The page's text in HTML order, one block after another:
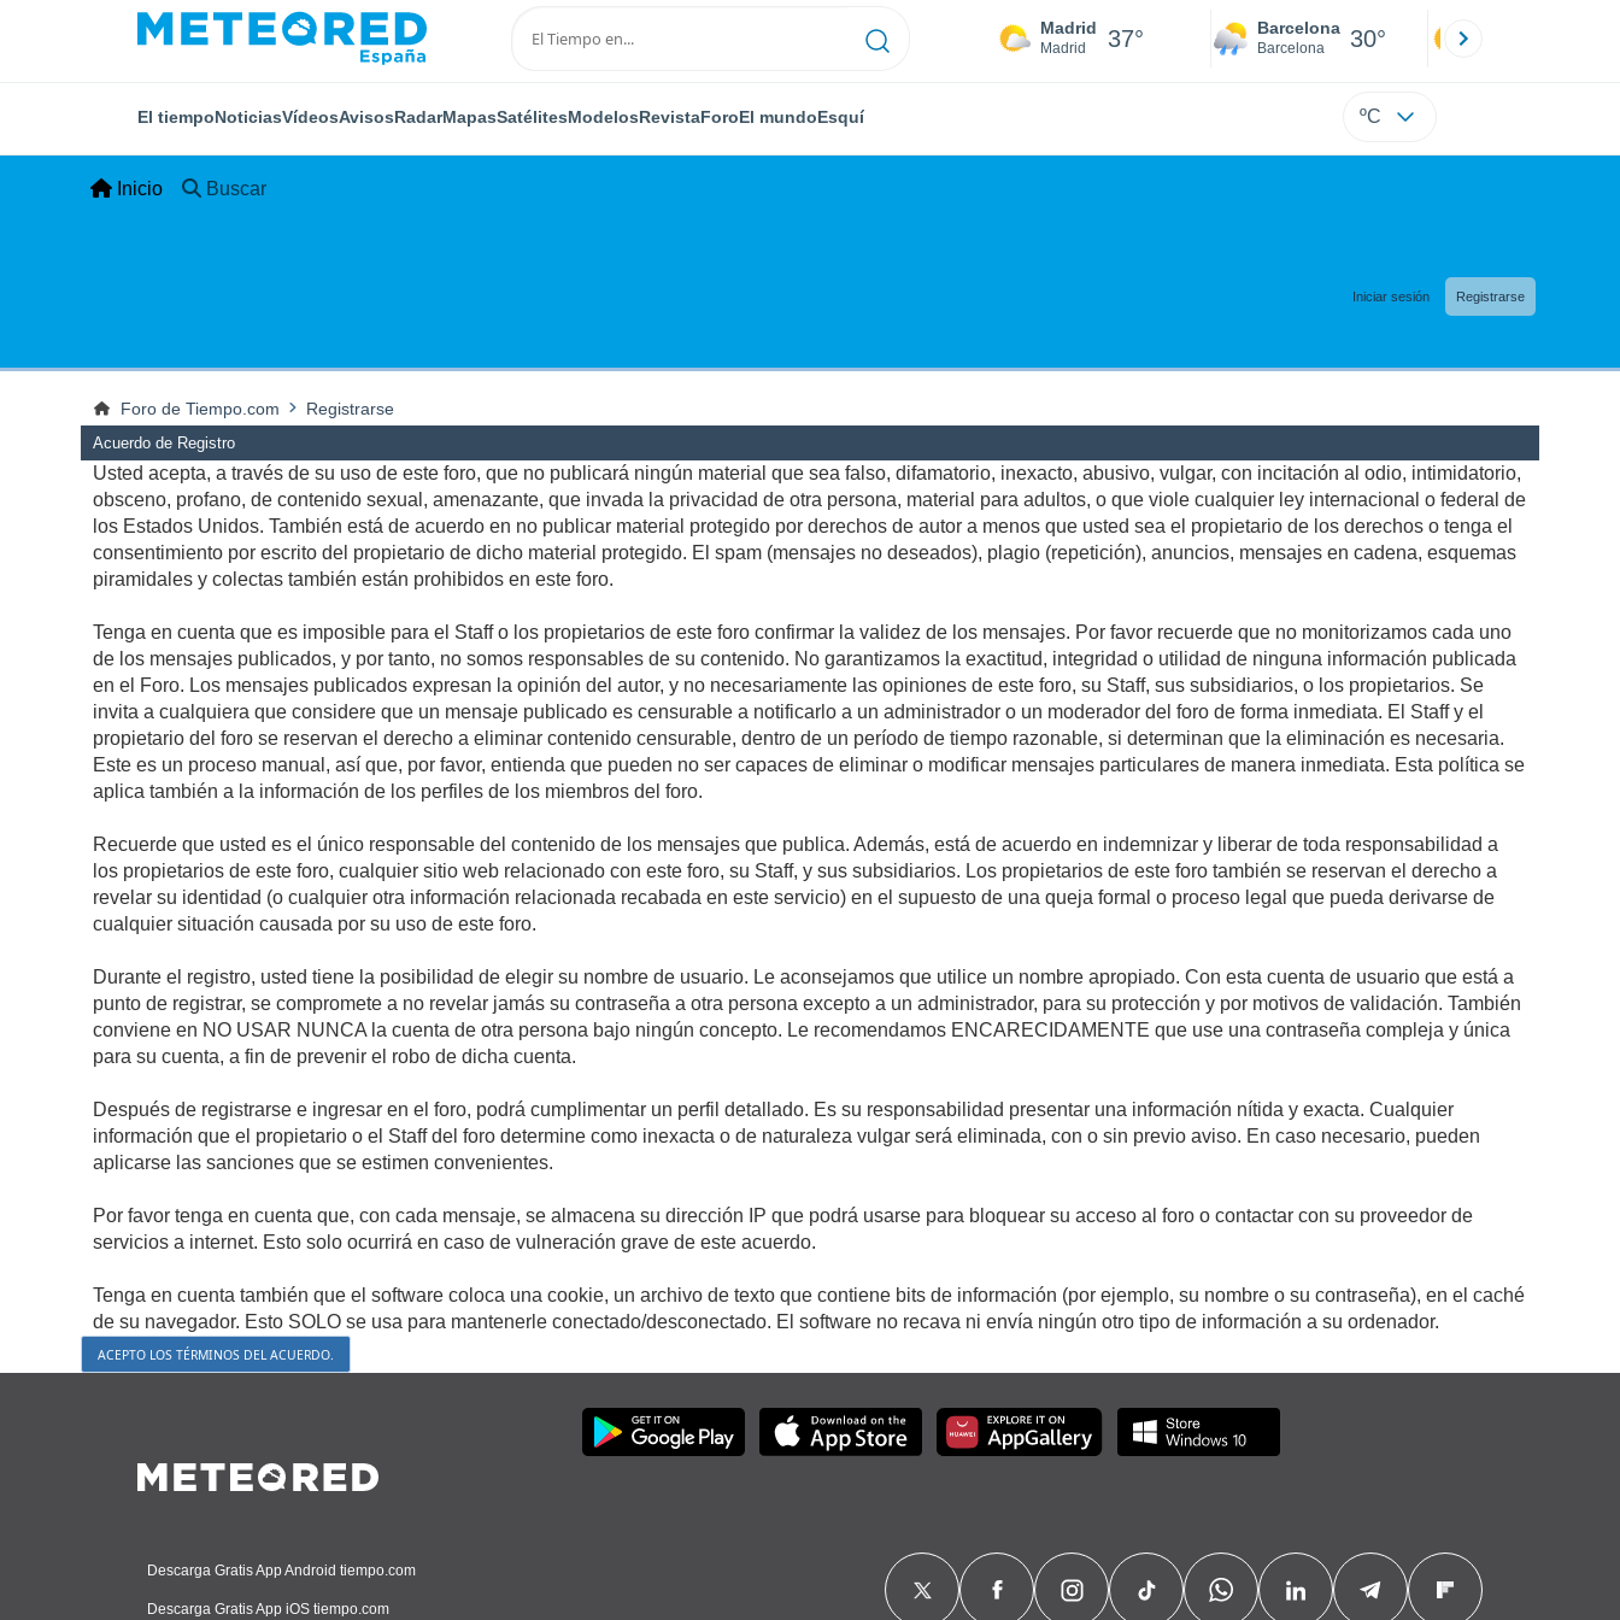
Madrid
Madrid 37° Barcelona
Barcelona 30°
El tiempoNoticiasVídeosAvisosRadarMapasSatélitesModelosRevistaForoEl mundoEsquí ºC
Inicio Buscar
Iniciar sesión Registrarse
Foro de Tiempo.com Registrarse
Acuerdo de Registro
Usted acepta, a través de su uso de este foro, que no publicará ningún material que sea falso, difamatorio, inexacto, abusivo, vulgar, con incitación al odio, intimidatorio,
obsceno, profano, de contenido sexual, amenazante, que invada la privacidad de otra persona, material para adultos, o que viole cualquier ley internacional o federal de
los Estados Unidos. También está de acuerdo en no publicar material protegido por derechos de autor a menos que usted sea el propietario de los derechos o tenga el
consentimiento por escrito del propietario de dicho material protegido. El spam (mensajes no deseados), plagio (repetición), anuncios, mensajes en cadena, esquemas
piramidales y colectas también están prohibidos en este foro.
Tenga en cuenta que es imposible para el Staff o los propietarios de este foro confirmar la validez de los mensajes. Por favor recuerde que no monitorizamos cada uno
de los mensajes publicados, y por tanto, no somos responsables de su contenido. No garantizamos la exactitud, integridad o utilidad de ninguna información publicada
en el Foro. Los mensajes publicados expresan la opinión del autor, y no necesariamente las opiniones de este foro, su Staff, sus subsidiarios, o los propietarios. Se
invita a cualquiera que considere que un mensaje publicado es censurable a notificarlo a un administrador o un moderador del foro de forma inmediata. El Staff y el
propietario del foro se reservan el derecho a eliminar contenido censurable, dentro de un período de tiempo razonable, si determinan que la eliminación es necesaria.
Este es un proceso manual, así que, por favor, entienda que pueden no ser capaces de eliminar o modificar mensajes particulares de manera inmediata. Esta política se
aplica también a la información de los perfiles de los miembros del foro.
Recuerde que usted es el único responsable del contenido de los mensajes que publica. Además, está de acuerdo en indemnizar y liberar de toda responsabilidad a
los propietarios de este foro, cualquier sitio web relacionado con este foro, su Staff, y sus subsidiarios. Los propietarios de este foro también se reservan el derecho a
revelar su identidad (o cualquier otra información relacionada recabada en este servicio) en el supuesto de una queja formal o proceso legal que pueda derivarse de
cualquier situación causada por su uso de este foro.
Durante el registro, usted tiene la posibilidad de elegir su nombre de usuario. Le aconsejamos que utilice un nombre apropiado. Con esta cuenta de usuario que está a
punto de registrar, se compromete a no revelar jamás su contraseña a otra persona excepto a un administrador, para su protección y por motivos de validación. También
conviene en NO USAR NUNCA la cuenta de otra persona bajo ningún concepto. Le recomendamos ENCARECIDAMENTE que use una contraseña compleja y única
para su cuenta, a fin de prevenir el robo de dicha cuenta.
Después de registrarse e ingresar en el foro, podrá cumplimentar un perfil detallado. Es su responsabilidad presentar una información nítida y exacta. Cualquier
información que el propietario o el Staff del foro determine como inexacta o de naturaleza vulgar será eliminada, con o sin previo aviso. En caso necesario, pueden
aplicarse las sanciones que se estimen convenientes.
Por favor tenga en cuenta que, con cada mensaje, se almacena su dirección IP que podrá usarse para bloquear su acceso al foro o contactar con su proveedor de
servicios a internet. Esto solo ocurrirá en caso de vulneración grave de este acuerdo.
Tenga en cuenta también que el software coloca una cookie, un archivo de texto que contiene bits de información (por ejemplo, su nombre o su contraseña), en el caché
de su navegador. Esto SOLO se usa para mantenerle conectado/desconectado. El software no recava ni envía ningún otro tipo de información a su ordenador.
Descarga Gratis App Android tiempo.com
Descarga Gratis App iOS tiempo.com